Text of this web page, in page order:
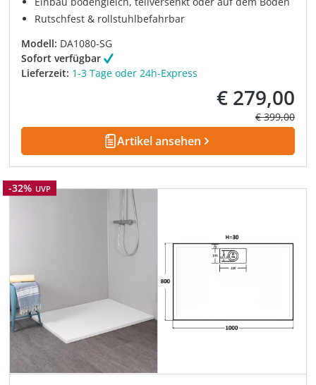
Rutschfest & rollstuhlbefahrbar
Modell: DA1080-SG
Sofort verfügbar
Lieferzeit: 1-3 Tage oder 24h-Express
Verkaufspreis:
€ 279,00
Regulärer
€ 399,00
Artikel ansehen
Rabatt
-32% UVP